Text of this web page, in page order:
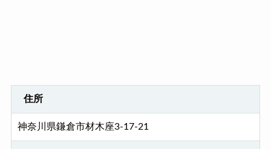
住所
神奈川県鎌倉市材木座3-17-21